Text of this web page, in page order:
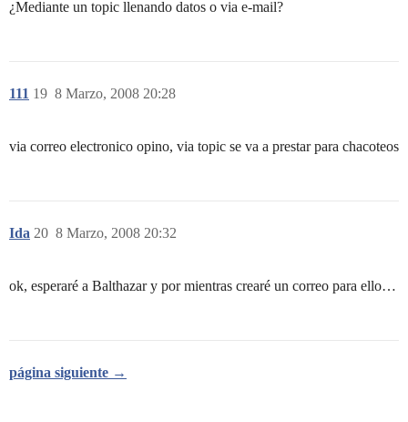
¿Mediante un topic llenando datos o via e-mail?
111 8 Marzo, 2008 20:28
19
via correo electronico opino, via topic se va a prestar para chacoteos
Ida 8 Marzo, 2008 20:32
20
ok, esperaré a Balthazar y por mientras crearé un correo para ello…
página siguiente →